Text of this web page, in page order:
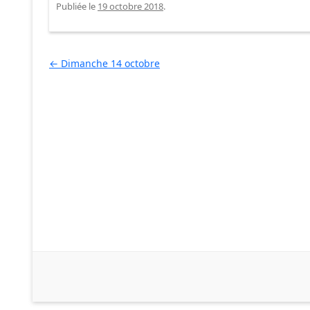
Publiée le 19 octobre 2018.
Navigation des articles
← Dimanche 14 octobre